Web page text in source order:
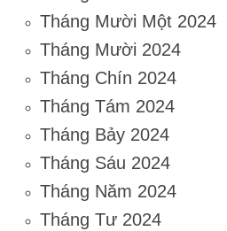
Tháng Mười Một 2024
Tháng Mười 2024
Tháng Chín 2024
Tháng Tám 2024
Tháng Bảy 2024
Tháng Sáu 2024
Tháng Năm 2024
Tháng Tư 2024